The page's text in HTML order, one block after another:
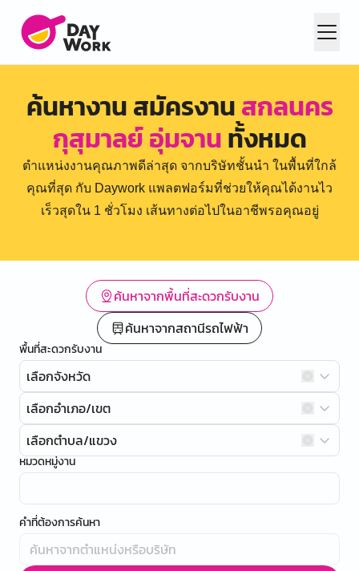
ค้นหางาน สมัครงานสกลนคร
กุสุมาลย์ อุ่มจานทั้งหมด
ตำแหน่งงานคุณภาพดีล่าสุด จากบริษัทชั้นนำ ในพื้นที่ใกล้
คุณที่สุด กับ Daywork แพลตฟอร์มที่ช่วยให้คุณได้งานไว
เร็วสุดใน 1 ชั่วโมง เส้นทางต่อไปในอาชีพรอคุณอยู่
ค้นหาจากพื้นที่สะดวกรับงาน
ค้นหาจากสถานีรถไฟฟ้า
พื้นที่สะดวกรับงาน
เลือกจังหวัด
เลือกอำเภอ/เขต
เลือกตำบล/แขวง
หมวดหมู่งาน
คำที่ต้องการค้นหา